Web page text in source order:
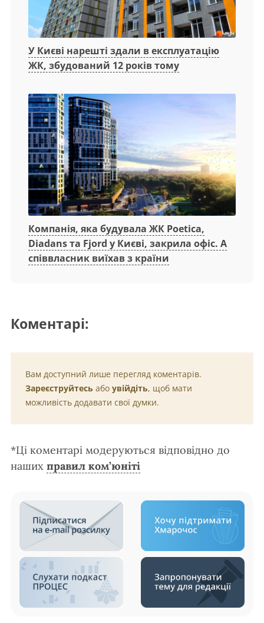
У Києві нарешті здали в експлуатацію
ЖК, збудований 12 років тому
Компанія, яка будувала ЖК Poetica,
Diadans та Fjord у Києві, закрила офіс. А
співвласник виїхав з країни
Коментарі:
Вам доступний лише перегляд коментарів.
Зареєструйтесь або увійдіть, щоб мати
можливість додавати свої думки.
*Ці коментарі модеруються відповідно до
наших правил ком’юніті